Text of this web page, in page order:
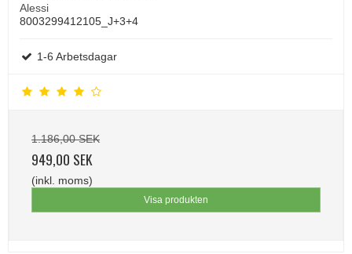
Alessi
8003299412105_J+3+4
1-6 Arbetsdagar
1.186,00 SEK
949,00 SEK
(inkl. moms)
Visa produkten